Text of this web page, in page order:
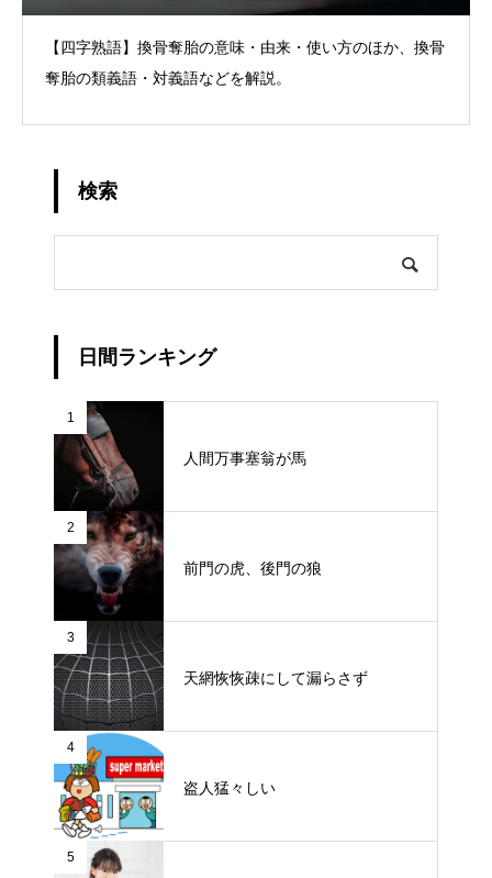
【四字熟語】換骨奪胎の意味・由来・使い方のほか、換骨
奪胎の類義語・対義語などを解説。
検索
日間ランキング
1
人間万事塞翁が馬
2
前門の虎、後門の狼
3
天網恢恢疎にして漏らさず
4
盗人猛々しい
5